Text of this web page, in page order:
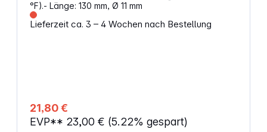
°F).- Länge: 130 mm, Ø 11 mm
Lieferzeit ca. 3 – 4 Wochen nach Bestellung
21,80 €
EVP** 23,00 € (5.22% gespart)